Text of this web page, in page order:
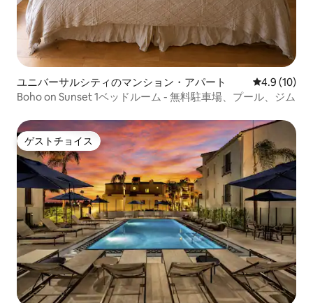
ユニバーサルシティのマンション・アパート レビュー10
4.9 (10)
Boho on Sunset 1ベッドルーム - 無料駐車場、プール、ジム
ゲストチョイス
ゲストチョイス